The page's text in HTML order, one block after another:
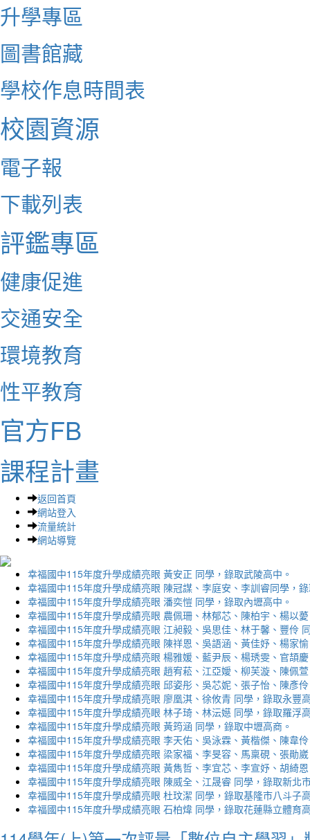
升學專區
圖書館藏
學校作息時間表
校園資源
電子報
下載列表
評鑑專區
健康促進
交通安全
環境教育
性平教育
官方FB
課程計畫
返回首頁
網站登入
流量統計
網站導覽
幸福國中115年度升學成績亮眼 黃安正 同學，錄取武陵高中。
幸福國中115年度升學成績亮眼 陳冠謀、李庭安、李訓睿同學，
幸福國中115年度升學成績亮眼 潘奕愷 同學，錄取內壢高中。
幸福國中115年度升學成績亮眼 農佩珊、林郁芯、陳柏宇、楊以
幸福國中115年度升學成績亮眼 江昶毅、吳思佳、林于馨、豐伶
幸福國中115年度升學成績亮眼 陳祥恩、吳語涵、黃佳妤、楊家
幸福國中115年度升學成績亮眼 楊雅媛、藍尹辰、楊琇雯、官頡
幸福國中115年度升學成績亮眼 趙宥菘、江亞嬡、柳芙漩、陳佩
幸福國中115年度升學成績亮眼 邱姿彤、吳芯妮、張子怡、陳彥
幸福國中115年度升學成績亮眼 廖凰淇、徐攸青 同學，錄取永豐
幸福國中115年度升學成績亮眼 林子琦、林沄嬨 同學，錄取羅浮
幸福國中115年度升學成績亮眼 黃筠涵 同學，錄取中壢高商。
幸福國中115年度升學成績亮眼 李天佑、吳泳霖、黃楷傑、陳韋
幸福國中115年度升學成績亮眼 梁家福、李旻容、馬稟硯、張勛
幸福國中115年度升學成績亮眼 黃雋哲、李宜芯、李宣妤、胡綺
幸福國中115年度升學成績亮眼 陳威全、江晟睿 同學，錄取新北
幸福國中115年度升學成績亮眼 杜玟潔 同學，錄取基隆市八斗子
幸福國中115年度升學成績亮眼 石柏煒 同學，錄取花蓮縣立體育